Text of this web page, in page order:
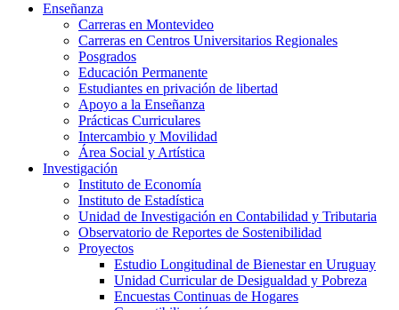
Enseñanza
Carreras en Montevideo
Carreras en Centros Universitarios Regionales
Posgrados
Educación Permanente
Estudiantes en privación de libertad
Apoyo a la Enseñanza
Prácticas Curriculares
Intercambio y Movilidad
Área Social y Artística
Investigación
Instituto de Economía
Instituto de Estadística
Unidad de Investigación en Contabilidad y Tributaria
Observatorio de Reportes de Sostenibilidad
Proyectos
Estudio Longitudinal de Bienestar en Uruguay
Unidad Curricular de Desigualdad y Pobreza
Encuestas Continuas de Hogares